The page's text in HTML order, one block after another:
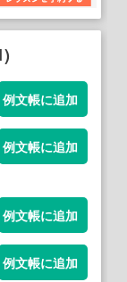
例文帳に追加
例文帳に追加
例文帳に追加
例文帳に追加